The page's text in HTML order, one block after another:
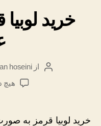
خرید
نویسندهٔ
ازhoseini
هیچ
خرید لوبیا قرمز به